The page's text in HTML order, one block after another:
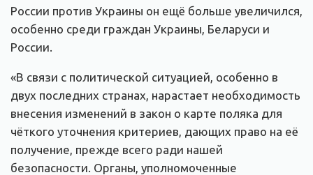
России против Украины он ещё больше увеличился,
особенно среди граждан Украины, Беларуси и
России.
«В связи с политической ситуацией, особенно в
двух последних странах, нарастает необходимость
внесения изменений в закон о карте поляка для
чёткого уточнения критериев, дающих право на её
получение, прежде всего ради нашей
безопасности. Органы, уполномоченные